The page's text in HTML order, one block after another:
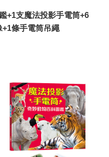
+1支魔法投影手電筒+6
條手電筒吊繩